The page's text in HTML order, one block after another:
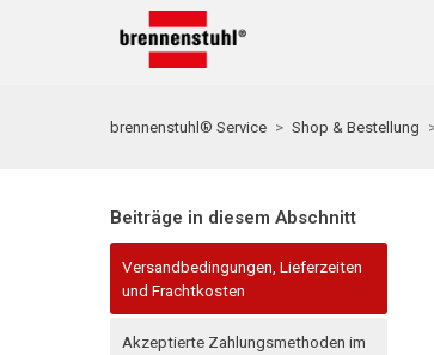
brennenstuhl® Service Shop & Bestellung
Beiträge in diesem Abschnitt
Versandbedingungen, Lieferzeiten
und Frachtkosten
Akzeptierte Zahlungsmethoden im